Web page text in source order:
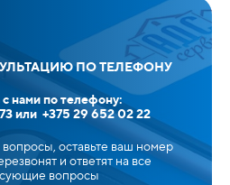
ПО ТЕЛЕФОНУ
нами по телефону:
или +375 29 652 02 22
вопросы, оставьте ваш номер
и ответят на все
вопросы